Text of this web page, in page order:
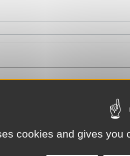
cookies and gives you